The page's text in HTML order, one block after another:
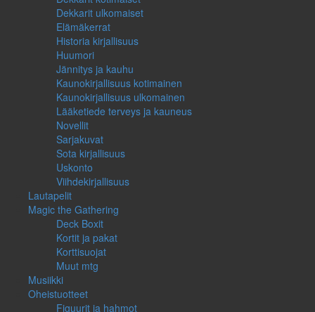
Dekkarit ulkomaiset
Elämäkerrat
Historia kirjallisuus
Huumori
Jännitys ja kauhu
Kaunokirjallisuus kotimainen
Kaunokirjallisuus ulkomainen
Lääketiede terveys ja kauneus
Novellit
Sarjakuvat
Sota kirjallisuus
Uskonto
Viihdekirjallisuus
Lautapelit
Magic the Gathering
Deck Boxit
Kortit ja pakat
Korttisuojat
Muut mtg
Musiikki
Oheistuotteet
Figuurit ja hahmot